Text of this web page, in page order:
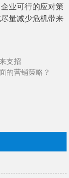
业可行的应对策
量减少危机带来
支招
的营销策略？